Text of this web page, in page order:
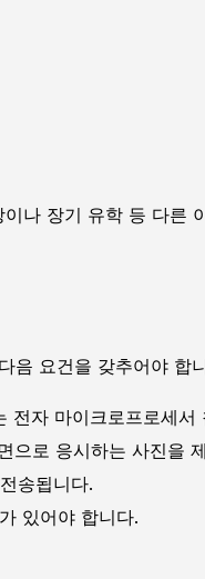
나 장기 유학 등 다른
음 요건을 갖추어야 합
자 마이크로프로세
으로 응시하는 사진을
송됩니다.
있어야 합니다.